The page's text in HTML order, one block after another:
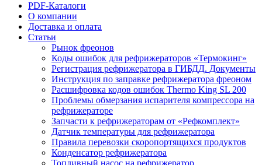
PDF-Каталоги
О компании
Доставка и оплата
Статьи
Рынок фреонов
Коды ошибок для рефрижераторов «Термокинг»
Регистрация рефрижератора в ГИБДД. Документы
Инструкция по заправке рефрижератора фреоном
Расшифровка кодов ошибок Thermo King SL 200
Проблемы обмерзания испарителя компрессора на
рефрижераторе
Запчасти к рефрижераторам от «Рефкомплект»
Датчик температуры для рефрижератора
Правила перевозки скоропортящихся продуктов
Конденсатор рефрижератора
Топливный насос на рефрижератор